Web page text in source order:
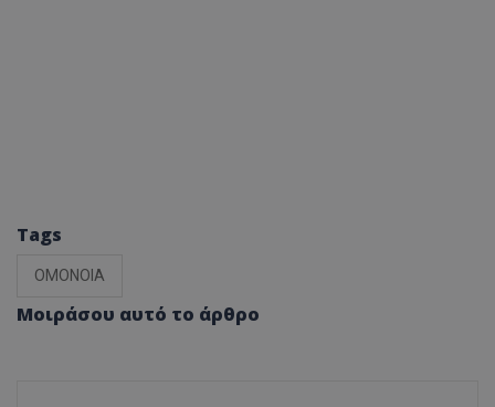
Tags
ΟΜΟΝΟΙΑ
Μοιράσου αυτό το άρθρο